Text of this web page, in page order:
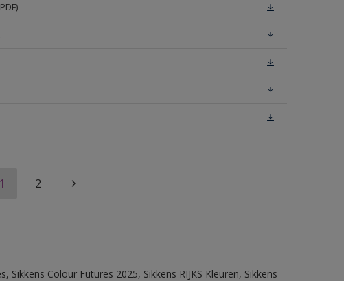
1 2
Colour Futures 2025, Sikkens RIJKS Kleuren, Sikkens